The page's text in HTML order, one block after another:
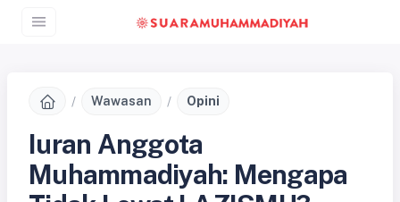
Wawasan Opini
Iuran Anggota
Muhammadiyah: Mengapa